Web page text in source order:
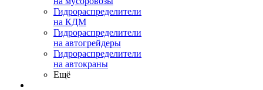
Гидрораспределители
на КДМ
Гидрораспределители
на автогрейдеры
Гидрораспределители
на автокраны
Ещё